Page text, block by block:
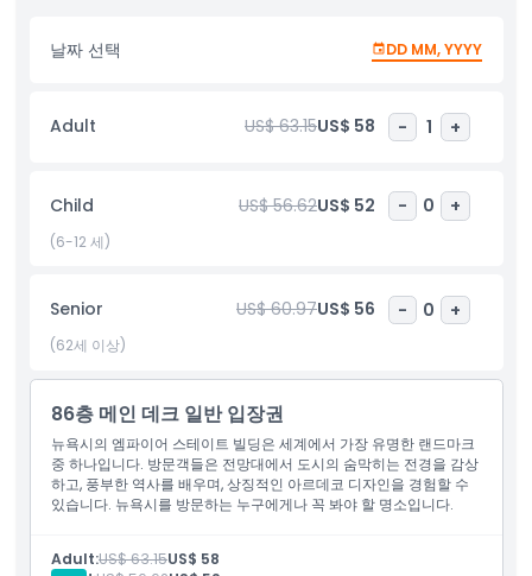
바라보는 도시 스카이라인은 사진 애호가들에게 완벽할 정도로 숨
막힐 만큼 아름답습니다. 놀라운 경관 외에도 이 건물은 1930년대 건
를 전시하는 몰입형 전시를 제공합니다. 방문객들은 멀티미디어 전
시, 역사적 유물, 교육적 콘텐츠를 탐험하며 이 뉴욕 랜드마크가 어떻
습니다. 지하철, 버스 또는 도보로 쉽게 접근 가능하며, 엠파이어 스
테이트 빌딩은 모든 연령대 관광객이 뉴욕에서 꼭 해야 할 활동 중
하나입니다. 처음 방문하는 사람이든 재방문하는 여행자든, 전망대
포함 사항
아동 성인 정책
포함되지 않는 사항
날짜 선택 DD MM, YYYY
Adult US$ 63.15US$ 58 - 1 +
Child US$ 56.62US$ 52 - 0 +
(6-12 세)
Senior US$ 60.97US$ 56 - 0 +
(62세 이상)
86층 메인 데크 일반 입장권
뉴욕시의 엠파이어 스테이트 빌딩은 세계에서 가장 유명한 랜드마크
중 하나입니다. 방문객들은 전망대에서 도시의 숨막히는 전경을 감상
하고, 풍부한 역사를 배우며, 상징적인 아르데코 디자인을 경험할 수
있습니다. 뉴욕시를 방문하는 누구에게나 꼭 봐야 할 명소입니다.
Adult:US$ 63.15US$ 58